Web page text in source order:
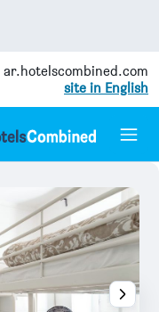
ar.hotelscombined.com
site in English